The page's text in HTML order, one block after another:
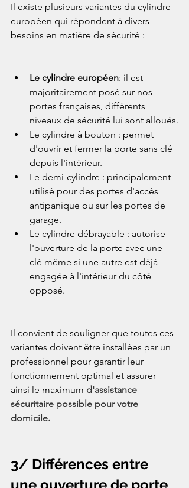
Il existe plusieurs variantes du cylindre
européen qui répondent à divers
besoins en matière de sécurité :
Le cylindre européen: il est
majoritairement posé sur nos
portes françaises, différents
niveaux de sécurité lui sont alloués.
Le cylindre à bouton : permet
d'ouvrir et fermer la porte sans clé
depuis l'intérieur.
Le demi-cylindre : principalement
utilisé pour des portes d'accès
antipanique ou sur les portes de
garage.
Le cylindre débrayable : autorise
l'ouverture de la porte avec une
clé même si une autre est déjà
engagée à l'intérieur du côté
opposé.
Il convient de souligner que toutes ces
variantes doivent être installées par un
professionnel pour garantir leur
fonctionnement optimal et assurer
ainsi le maximum d'assistance
sécuritaire possible pour votre
domicile.
3/ Différences entre